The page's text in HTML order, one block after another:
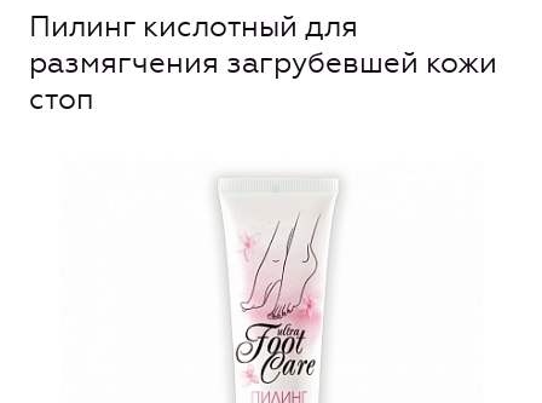
Пилинг кислотный для
размягчения загрубевшей кожи
стоп